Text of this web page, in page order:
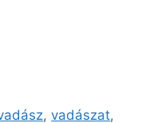
,vadászat,